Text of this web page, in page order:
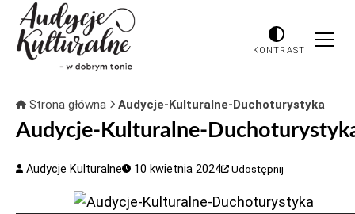
KONTRAST
Strona główna Audycje-Kulturalne-Duchoturystyka
Audycje-Kulturalne-
Audycje Kulturalne 10 kwietnia 2024 Udostępnij